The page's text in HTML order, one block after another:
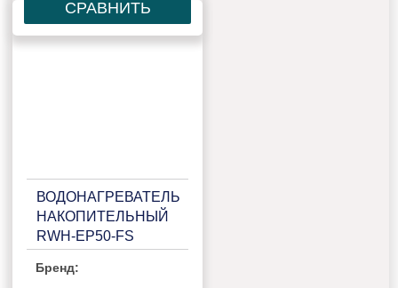
СРАВНИТЬ
ВОДОНАГРЕВАТЕЛЬ
НАКОПИТЕЛЬНЫЙ
RWH-EP50-FS
Бренд: